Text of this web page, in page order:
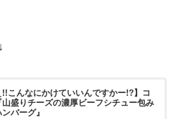
!!こんなにかけていいんですかー!?】コ
山盛りチーズの濃厚ビーフシチュー包み
バーグ』